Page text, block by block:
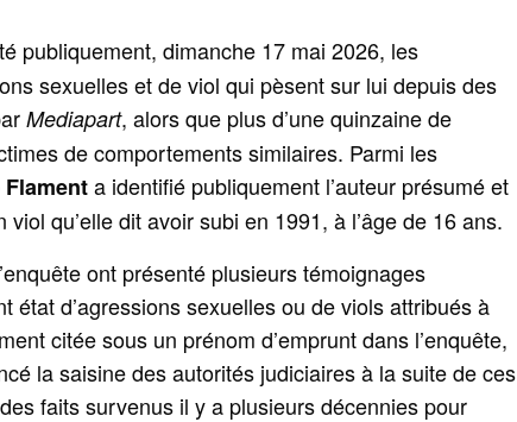
publiquement, dimanche 17 mai 2026, les
sexuelles et de viol qui pèsent sur lui depuis des
Mediapart, alors que plus d’une quinzaine de
de comportements similaires. Parmi les
Flamenta identifié publiquement l’auteur présumé et
qu’elle dit avoir subi en 1991, à l’âge de 16 ans.
ont présenté plusieurs témoignages
état d’agressions sexuelles ou de viols attribués à
citée sous un prénom d’emprunt dans l’enquête,
la saisine des autorités judiciaires à la suite de ces
faits survenus il y a plusieurs décennies pour